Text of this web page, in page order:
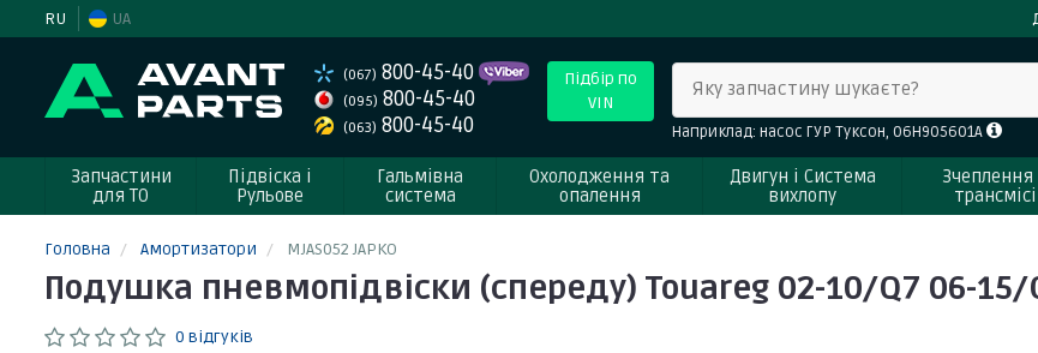
RU UA
(067) 800-45-40
(095) 800-45-40
(063) 800-45-40
Підбір по
VIN
Яку запчастину шукаєте?
Наприклад: насос ГУР Туксон, 06H905601A
Запчастини
для ТО
Підвіска і
Рульове
Гальмівна
система
Охолодження та
опалення
Двигун і Система
вихлопу
Зчеплення
Головна Амортизатори MJAS052 JAPKO
Подушка пневмопідвіски (спереду) Touareg 02-10/Q7 06-15/
0 відгуків